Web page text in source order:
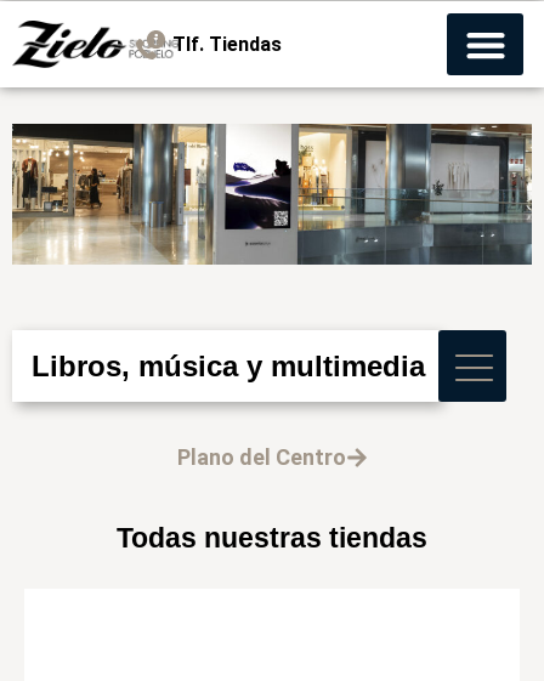
Tlf. Tiendas
Libros, música y multimedia
Plano del Centro
Todas nuestras tiendas